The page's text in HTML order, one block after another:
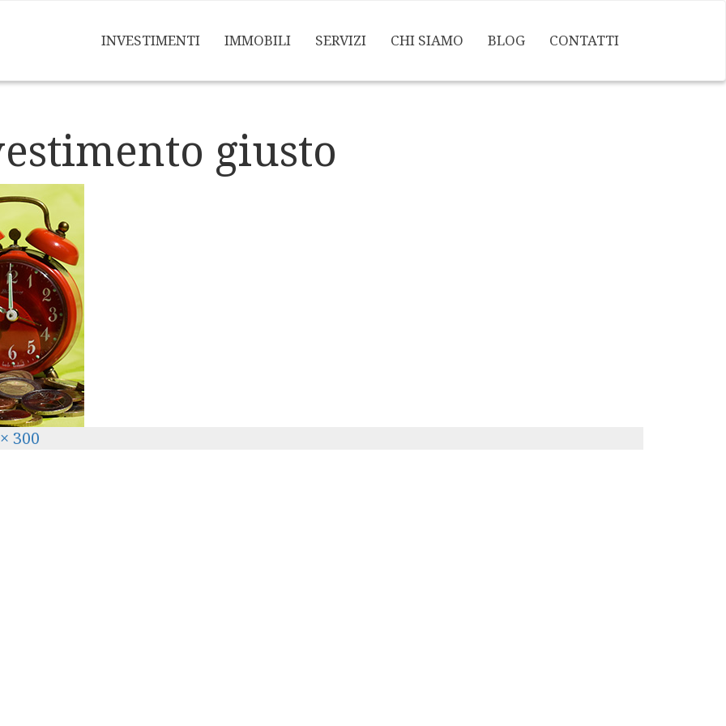
INVESTIMENTI IMMOBILI SERVIZI CHI SIAMO BLOG CONTATTI
giusto
300